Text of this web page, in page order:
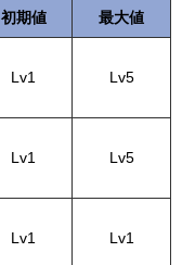
初期値 最大値
Lv1 Lv5
Lv1 Lv5
Lv1 Lv1